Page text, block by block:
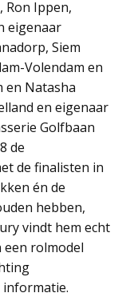
Ron Ippen,
eigenaar
Siem
Volendam en
en Natasha
en eigenaar
Golfbaan
de
de finalisten in
én de
hebben,
vindt hem echt
rolmodel